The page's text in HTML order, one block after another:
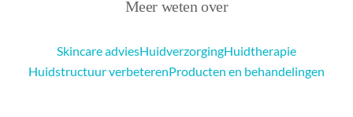
Meer weten over
Skincare adviesHuidverzorgingHuidtherapie
Huidstructuur verbeterenProducten en behandelingen